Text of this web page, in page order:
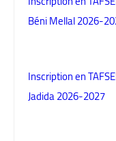
Béni Mellal 2026-
Inscription en
Jadida 2026-2027